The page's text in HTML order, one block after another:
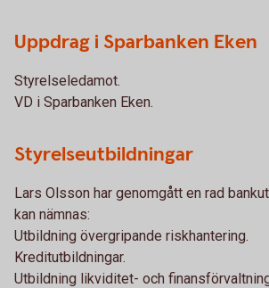
Uppdrag i Sparbanken Eken
Styrelseledamot.
VD i Sparbanken Eken.
Styrelseutbildningar
Lars Olsson har genomgått en rad
kan nämnas:
Utbildning övergripande riskhantering.
Kreditutbildningar.
Utbildning likviditet- och